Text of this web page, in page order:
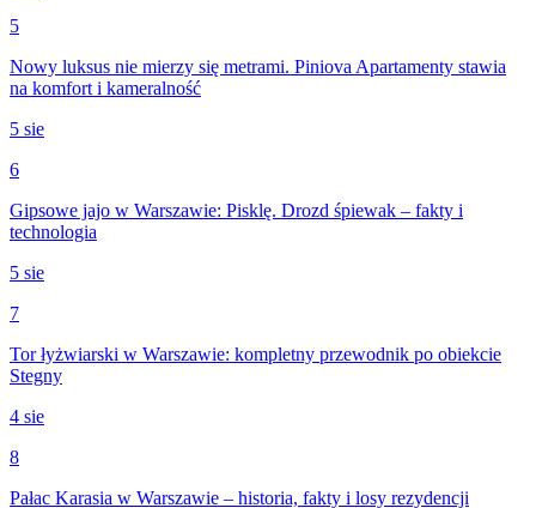
5
Nowy luksus nie mierzy się metrami. Piniova Apartamenty stawia
na komfort i kameralność
5 sie
6
Gipsowe jajo w Warszawie: Pisklę. Drozd śpiewak – fakty i
technologia
5 sie
7
Tor łyżwiarski w Warszawie: kompletny przewodnik po obiekcie
Stegny
4 sie
8
Pałac Karasia w Warszawie – historia, fakty i losy rezydencji